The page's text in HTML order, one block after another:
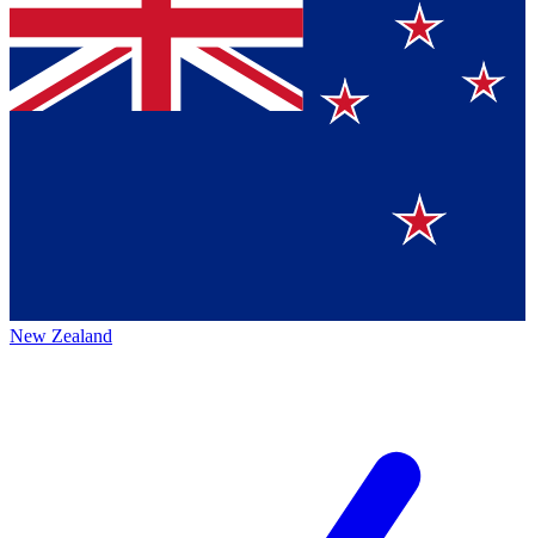
New Zealand